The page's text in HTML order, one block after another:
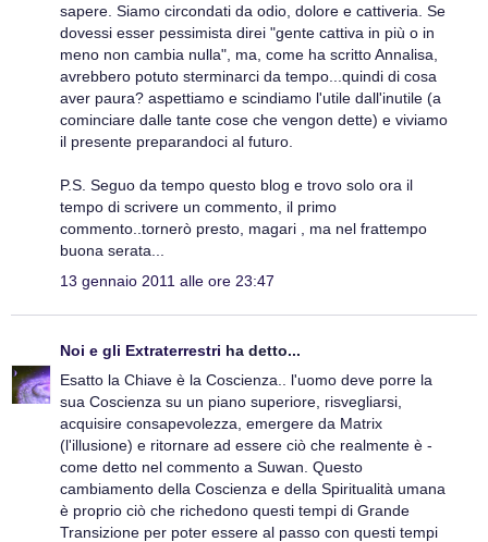
sapere. Siamo circondati da odio, dolore e cattiveria. Se
dovessi esser pessimista direi "gente cattiva in più o in
meno non cambia nulla", ma, come ha scritto Annalisa,
avrebbero potuto sterminarci da tempo...quindi di cosa
aver paura? aspettiamo e scindiamo l'utile dall'inutile (a
cominciare dalle tante cose che vengon dette) e viviamo
il presente preparandoci al futuro.
P.S. Seguo da tempo questo blog e trovo solo ora il
tempo di scrivere un commento, il primo
commento..tornerò presto, magari , ma nel frattempo
buona serata...
13 gennaio 2011 alle ore 23:47
Noi e gli Extraterrestri ha detto...
Esatto la Chiave è la Coscienza.. l'uomo deve porre la
sua Coscienza su un piano superiore, risvegliarsi,
acquisire consapevolezza, emergere da Matrix
(l'illusione) e ritornare ad essere ciò che realmente è -
come detto nel commento a Suwan. Questo
cambiamento della Coscienza e della Spiritualità umana
è proprio ciò che richedono questi tempi di Grande
Transizione per poter essere al passo con questi tempi